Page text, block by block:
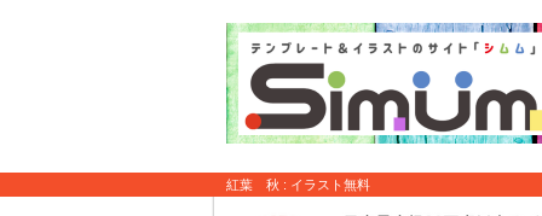
紅葉 秋 : イラスト無料